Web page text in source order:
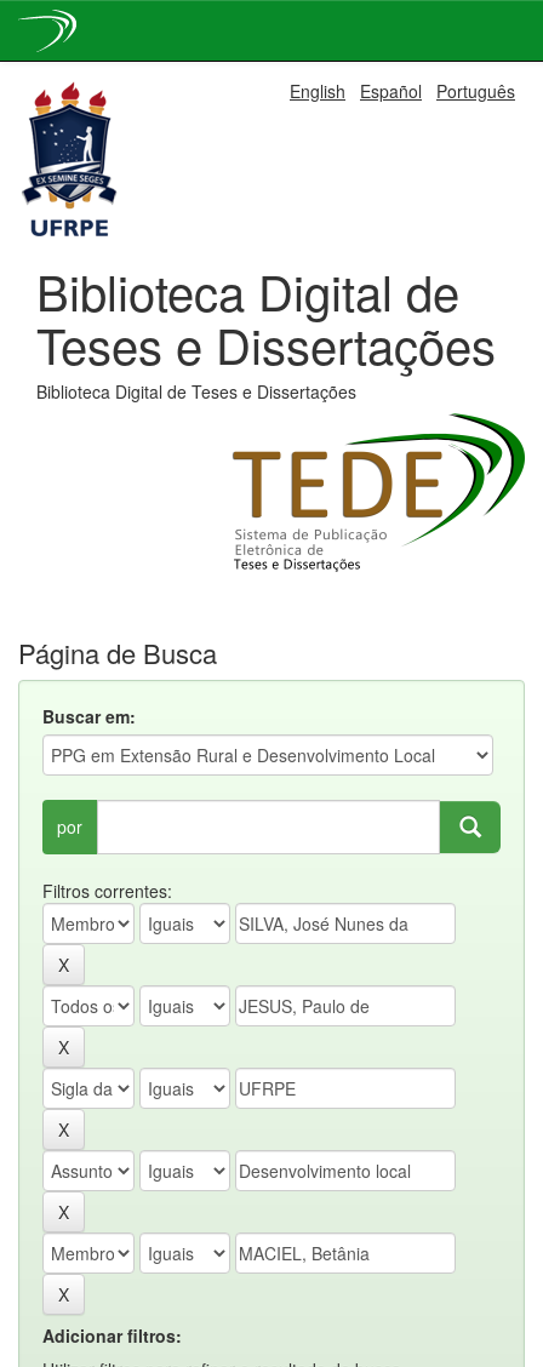
navigation
English Español Português
Biblioteca Digital de
Teses e Dissertações
Biblioteca Digital de Teses e Dissertações
Página de Busca
Buscar em:
por
Filtros correntes:
Adicionar filtros: